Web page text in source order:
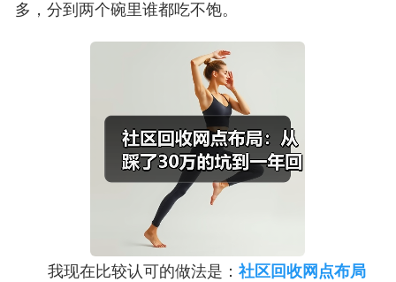
多，分到两个碗里谁都吃不饱。
我现在比较认可的做法是： 社区回收网点布局